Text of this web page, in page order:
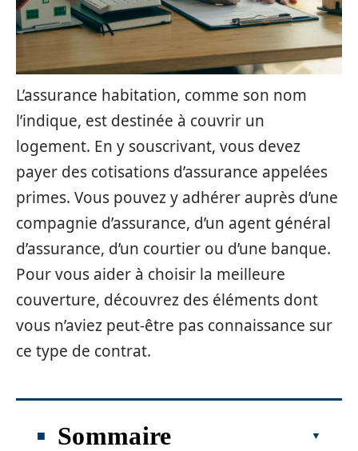
L’assurance habitation, comme son nom
l’indique, est destinée à couvrir un
logement. En y souscrivant, vous devez
payer des cotisations d’assurance appelées
primes. Vous pouvez y adhérer auprès d’une
compagnie d’assurance, d’un agent général
d’assurance, d’un courtier ou d’une banque.
Pour vous aider à choisir la meilleure
couverture, découvrez des éléments dont
vous n’aviez peut-être pas connaissance sur
ce type de contrat.
Sommaire